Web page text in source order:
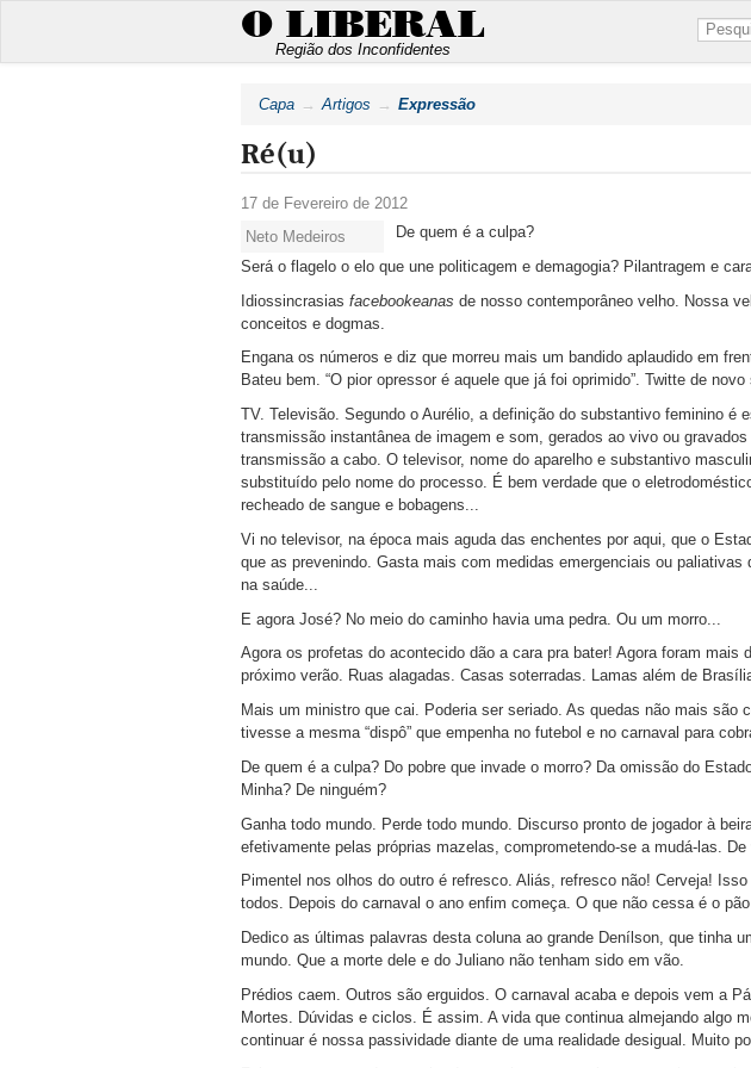
O LIBERAL
Região dos Inconfidentes
Capa Artigos Expressão
Ré(u)
17 de Fevereiro de 2012
Neto Medeiros
De quem é a culpa?
Será o flagelo o elo que une politicagem e demagogia? Pilantragem e
Idiossincrasias facebookeanas de nosso contemporâneo velho. Nossa
conceitos e dogmas.
Engana os números e diz que morreu mais um bandido aplaudido em
Bateu bem. “O pior opressor é aquele que já foi oprimido”. Twitte de
TV. Televisão. Segundo o Aurélio, a definição do substantivo feminino é
transmissão instantânea de imagem e som, gerados ao vivo ou
transmissão a cabo. O televisor, nome do aparelho e substantivo
substituído pelo nome do processo. É bem verdade que o
recheado de sangue e bobagens...
Vi no televisor, na época mais aguda das enchentes por aqui, que o
que as prevenindo. Gasta mais com medidas emergenciais ou
na saúde...
E agora José? No meio do caminho havia uma pedra. Ou um morro...
Agora os profetas do acontecido dão a cara pra bater! Agora foram mais
próximo verão. Ruas alagadas. Casas soterradas. Lamas além de
Mais um ministro que cai. Poderia ser seriado. As quedas não mais
tivesse a mesma “dispô” que empenha no futebol e no carnaval para
De quem é a culpa? Do pobre que invade o morro? Da omissão do
Minha? De ninguém?
Ganha todo mundo. Perde todo mundo. Discurso pronto de jogador à
efetivamente pelas próprias mazelas, comprometendo-se a mudá-las.
Pimentel nos olhos do outro é refresco. Aliás, refresco não! Cerveja!
todos. Depois do carnaval o ano enfim começa. O que não cessa é o
Dedico as últimas palavras desta coluna ao grande Denílson, que tinha
mundo. Que a morte dele e do Juliano não tenham sido em vão.
Prédios caem. Outros são erguidos. O carnaval acaba e depois vem a
Mortes. Dúvidas e ciclos. É assim. A vida que continua almejando algo
continuar é nossa passividade diante de uma realidade desigual. Muito